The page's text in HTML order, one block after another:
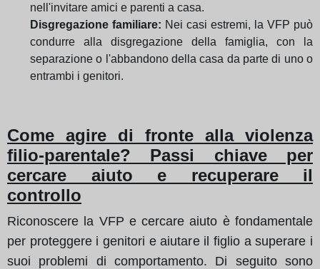
nell'invitare amici e parenti a casa.
Disgregazione familiare: Nei casi estremi, la VFP può
condurre alla disgregazione della famiglia, con la
separazione o l'abbandono della casa da parte di uno o
entrambi i genitori.
Come agire di fronte alla violenza
filio-parentale? Passi chiave per
cercare aiuto e recuperare il
controllo
Riconoscere la VFP e cercare aiuto è fondamentale
per proteggere i genitori e aiutare il figlio a superare i
suoi problemi di comportamento. Di seguito sono